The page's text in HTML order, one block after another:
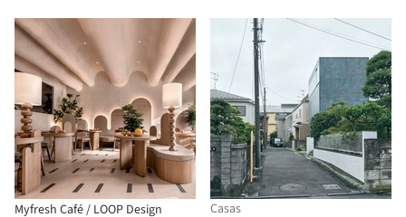
Myfresh Café / LOOP Design
Casas